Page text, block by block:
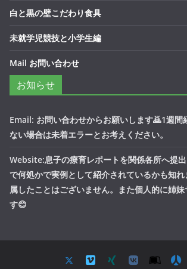
白と黒の壁こだわり食具
未就学児競技と小学生編
Mail お問い合わせ
お知らせ
Email: お問い合わせからお願いします🙇1週間
ない場合は未着エラーとお考えください。
Website:息子の療育レポートを関係各所へ提
で何処かで実例として紹介されているかも知
属したことはございません。また個人的に姉
す😊